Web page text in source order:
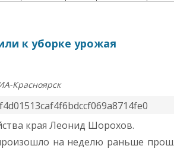
к уборке урожая
Красноярск
края Леонид Шорохов.
на неделю раньше